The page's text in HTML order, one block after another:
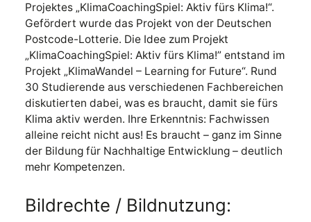
Projektes „KlimaCoachingSpiel: Aktiv fürs Klima!“.
Gefördert wurde das Projekt von der Deutschen
Postcode-Lotterie. Die Idee zum Projekt
„KlimaCoachingSpiel: Aktiv fürs Klima!” entstand im
Projekt „KlimaWandel – Learning for Future“. Rund
30 Studierende aus verschiedenen Fachbereichen
diskutierten dabei, was es braucht, damit sie fürs
Klima aktiv werden. Ihre Erkenntnis: Fachwissen
alleine reicht nicht aus! Es braucht – ganz im Sinne
der Bildung für Nachhaltige Entwicklung – deutlich
mehr Kompetenzen.
Bildrechte / Bildnutzung: